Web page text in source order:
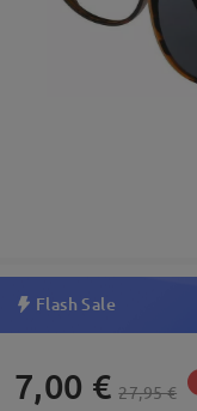
Flash Sale
7,00 € 27,95 €